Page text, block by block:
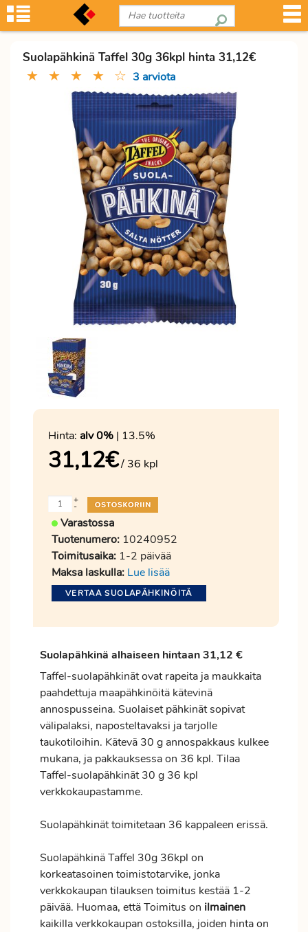
Suolapähkinä Taffel 30g 36kpl hinta 31,12€
★ ★ ★ ★ ☆ 3 arviota
Hinta: alv 0% | 13.5%
31,12€/ 36 kpl
-
+
Varastossa
Tuotenumero: 10240952
Toimitusaika: 1-2 päivää
Maksa laskulla: Lue lisää
VERTAA SUOLAPÄHKINÖITÄ
Suolapähkinä alhaiseen hintaan 31,12 €
Taffel-suolapähkinät ovat rapeita ja maukkaita
paahdettuja maapähkinöitä kätevinä
annospusseina. Suolaiset pähkinät sopivat
välipalaksi, naposteltavaksi ja tarjolle
taukotiloihin. Kätevä 30 g annospakkaus kulkee
mukana, ja pakkauksessa on 36 kpl. Tilaa
Taffel-suolapähkinät 30 g 36 kpl
verkkokaupastamme.
Suolapähkinät toimitetaan 36 kappaleen erissä.
Suolapähkinä Taffel 30g 36kpl on
korkeatasoinen toimistotarvike, jonka
verkkokaupan tilauksen toimitus kestää 1-2
päivää. Huomaa, että Toimitus on ilmainen
kaikilla verkkokaupan ostoksilla, joiden hinta on